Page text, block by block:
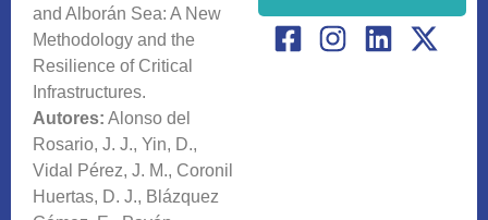
and Alborán Sea: A New
Methodology and the
Resilience of Critical
Infrastructures.
Autores: Alonso del
Rosario, J. J., Yin, D.,
Vidal Pérez, J. M., Coronil
Huertas, D. J., Blázquez